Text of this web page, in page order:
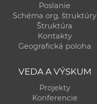
Poslanie
Schéma org. štruktúry
Štruktúra
Kontakty
Geografická poloha
VEDA A VÝSKUM
Projekty
Konferencie